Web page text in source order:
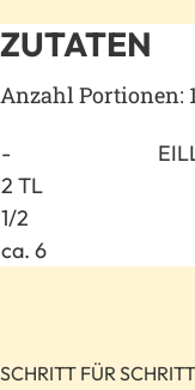
ZUTATEN
Anzahl Portionen:
Anzahl
-
2 TL
1/2
ca. 6
SCHRITT FÜR SCHRITT